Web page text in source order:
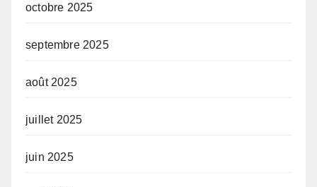
octobre 2025
septembre 2025
août 2025
juillet 2025
juin 2025